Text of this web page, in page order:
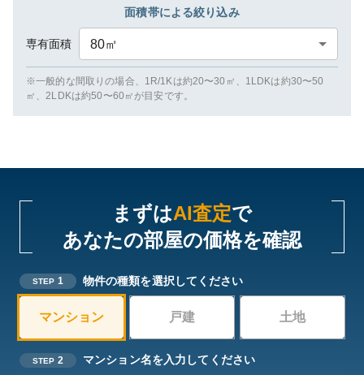
面積帯による絞り込み
専有面積 80㎡
※一般的な間取りの場合、1R/1Kは約20〜30㎡、1LDKは約30〜50
㎡、2LDKは約50〜60㎡が目安です。
まずはAI査定で
あなたの部屋の価格を確認
STEP 1 物件の種類を選択してください
マンション 戸建 土地
STEP 2 マンション名を入力してください